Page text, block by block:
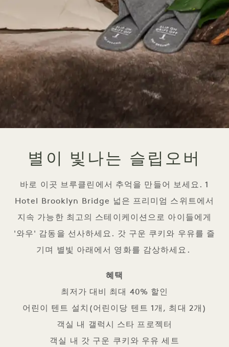
별이 빛나는 슬립오버
바로 이곳 브루클린에서 추억을 만들어 보세요. 1
Hotel Brooklyn Bridge 넓은 프리미엄 스위트에서
지속 가능한 최고의 스테이케이션으로 아이들에게
'와우' 감동을 선사하세요. 갓 구운 쿠키와 우유를 즐
기며 별빛 아래에서 영화를 감상하세요.
혜택
최저가 대비 최대 40% 할인
어린이 텐트 설치(어린이당 텐트 1개, 최대 2개)
객실 내 갤럭시 스타 프로젝터
객실 내 갓 구운 쿠키와 우유 세트